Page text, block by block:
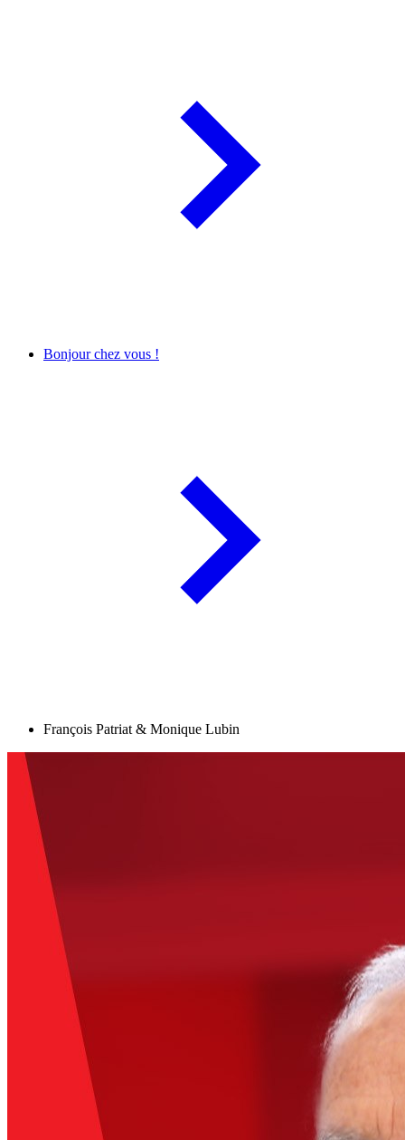
Bonjour chez vous !
François Patriat & Monique Lubin